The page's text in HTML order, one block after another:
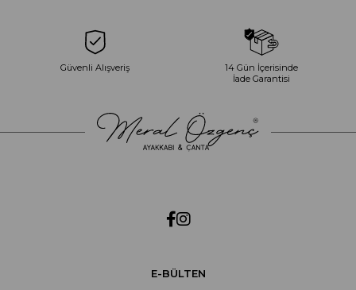
Güvenli Alışveriş
14 Gün İçerisinde
İade Garantisi
E-BÜLTEN